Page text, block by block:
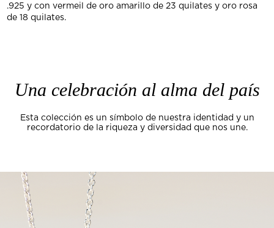
.925 y con vermeil de oro amarillo de 23 quilates y oro rosa
de 18 quilates.
Una celebración al alma del país
Esta colección es un símbolo de nuestra identidad y un
recordatorio de la riqueza y diversidad que nos une.